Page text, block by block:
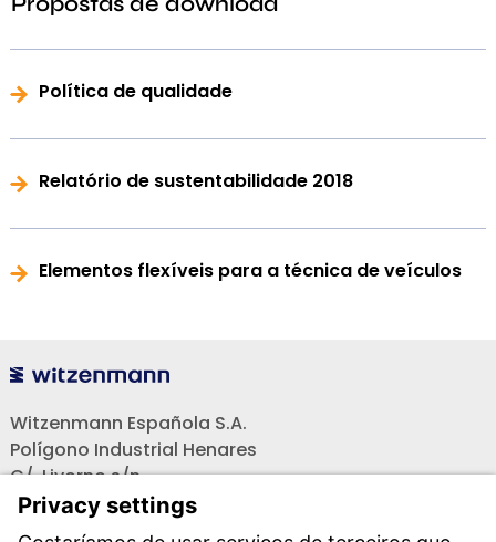
Política de qualidade
Relatório de sustentabilidade 2018
Elementos flexíveis para a técnica de veículos
Witzenmann Española S.A.
Polígono Industrial Henares
C/. Livorno s/n
19004 Guadalajara